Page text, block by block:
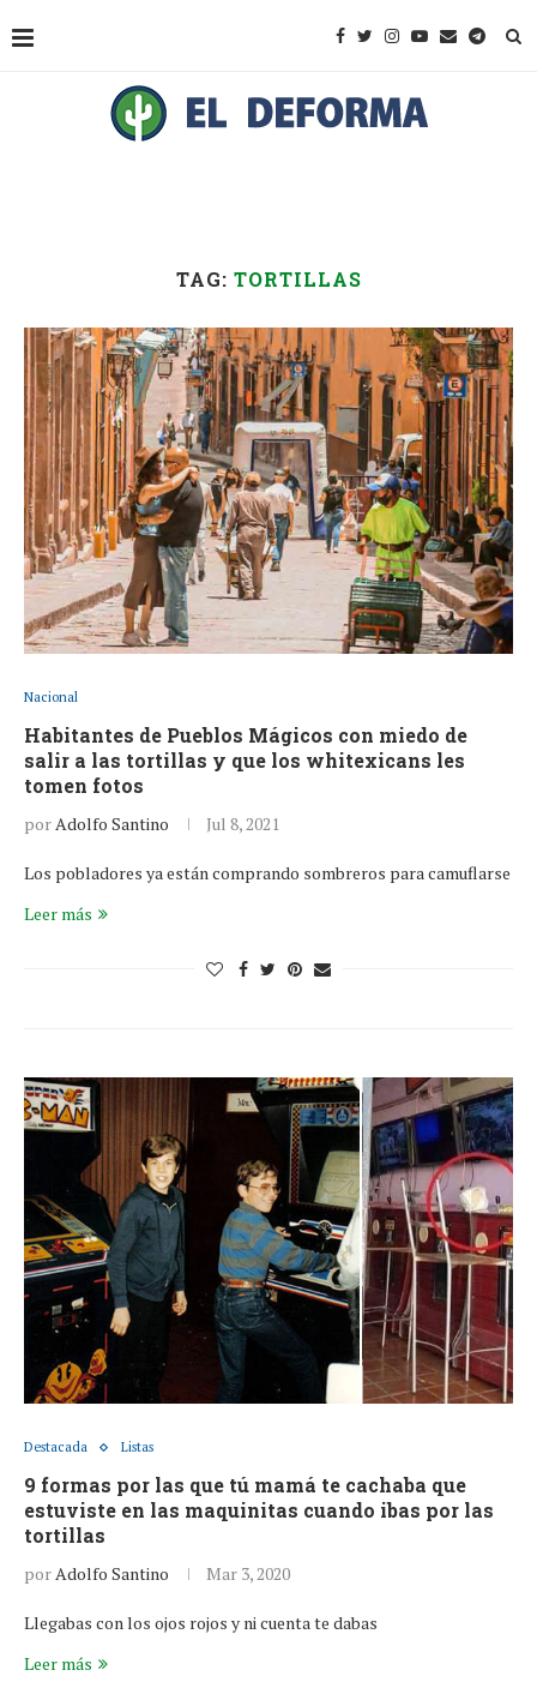
TAG: TORTILLAS
Nacional
Habitantes de Pueblos Mágicos con miedo de
salir a las tortillas y que los whitexicans les
tomen fotos
porAdolfo Santino Jul 8, 2021
Los pobladores ya están comprando sombreros para camuflarse
Leer más
Destacada Listas
9 formas por las que tú mamá te cachaba que
estuviste en las maquinitas cuando ibas por las
tortillas
porAdolfo Santino Mar 3, 2020
Llegabas con los ojos rojos y ni cuenta te dabas
Leer más